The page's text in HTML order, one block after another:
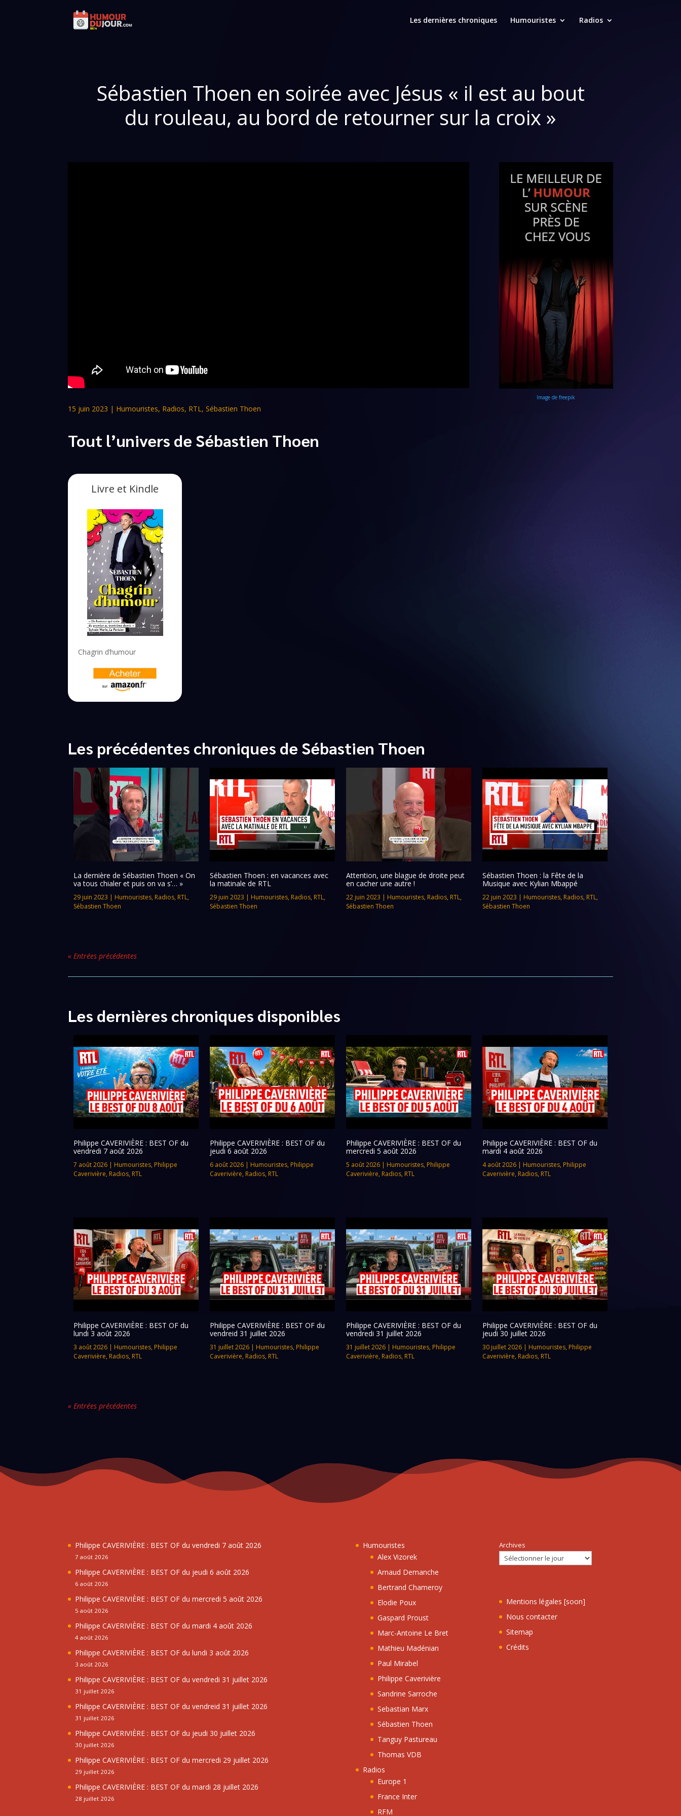
Les dernières chroniques Humouristes Radios
Sébastien Thoen en soirée avec Jésus « il est au bout
du rouleau, au bord de retourner sur la croix »
15 juin 2023 | Humouristes, Radios, RTL,Sébastien Thoen
Image de freepik
Tout l’univers de Sébastien Thoen
Livre et Kindle
Chagrin d’humour
Les précédentes chroniques de Sébastien Thoen
La dernière de Sébastien Thoen « On
va tous chialer et puis on va s’… »
29 juin 2023 | Humouristes, Radios, RTL,
Sébastien Thoen
Sébastien Thoen : en vacances avec
la matinale de RTL
29 juin 2023 | Humouristes, Radios, RTL,
Sébastien Thoen
Attention, une blague de droite peut
en cacher une autre !
22 juin 2023 | Humouristes, Radios, RTL,
Sébastien Thoen
Sébastien Thoen : la Fête de la
Musique avec Kylian Mbappé
22 juin 2023 | Humouristes, Radios, RTL,
Sébastien Thoen
« Entrées précédentes
Les dernières chroniques disponibles
Philippe CAVERIVIÈRE : BEST OF du
vendredi 7 août 2026
7 août 2026 | Humouristes, Philippe
Caverivière, Radios, RTL
Philippe CAVERIVIÈRE : BEST OF du
jeudi 6 août 2026
6 août 2026| Humouristes, Philippe
Caverivière, Radios, RTL
Philippe CAVERIVIÈRE : BEST OF du
mercredi 5 août 2026
5 août 2026| Humouristes, Philippe
Caverivière, Radios, RTL
Philippe CAVERIVIÈRE : BEST OF du
mardi 4 août 2026
4 août 2026| Humouristes, Philippe
Caverivière, Radios, RTL
Philippe CAVERIVIÈRE : BEST OF du
lundi 3 août 2026
3 août 2026 | Humouristes, Philippe
Caverivière, Radios, RTL
Philippe CAVERIVIÈRE : BEST OF du
vendreid 31 juillet 2026
31 juillet 2026| Humouristes, Philippe
Caverivière, Radios, RTL
Philippe CAVERIVIÈRE : BEST OF du
vendredi 31 juillet 2026
31 juillet 2026| Humouristes, Philippe
Caverivière, Radios, RTL
Philippe CAVERIVIÈRE : BEST OF du
jeudi 30 juillet 2026
30 juillet 2026| Humouristes, Philippe
Caverivière, Radios, RTL
« Entrées précédentes
Philippe CAVERIVIÈRE : BEST OF du vendredi 7 août 2026
7 août 2026
Philippe CAVERIVIÈRE : BEST OF du jeudi 6 août 2026
6 août 2026
Philippe CAVERIVIÈRE : BEST OF du mercredi 5 août 2026
5 août 2026
Philippe CAVERIVIÈRE : BEST OF du mardi 4 août 2026
4 août 2026
Philippe CAVERIVIÈRE : BEST OF du lundi 3 août 2026
3 août 2026
Philippe CAVERIVIÈRE : BEST OF du vendredi 31 juillet 2026
31 juillet 2026
Philippe CAVERIVIÈRE : BEST OF du vendreid 31 juillet 2026
31 juillet 2026
Philippe CAVERIVIÈRE : BEST OF du jeudi 30 juillet 2026
30 juillet 2026
Philippe CAVERIVIÈRE : BEST OF du mercredi 29 juillet 2026
29 juillet 2026
Philippe CAVERIVIÈRE : BEST OF du mardi 28 juillet 2026
28 juillet 2026
Humouristes
Alex Vizorek
Arnaud Demanche
Bertrand Chameroy
Elodie Poux
Gaspard Proust
Marc-Antoine Le Bret
Mathieu Madénian
Paul Mirabel
Philippe Caverivière
Sandrine Sarroche
Sebastian Marx
Sébastien Thoen
Tanguy Pastureau
Thomas VDB
Radios
Europe 1
France Inter
RFM
Archives
Mentions légales [soon]
Nous contacter
Sitemap
Crédits